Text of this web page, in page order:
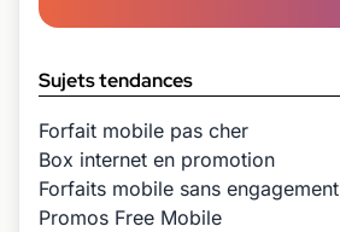
Sujets tendances
Forfait mobile pas cher
Box internet en promotion
Forfaits mobile sans engagement
Promos Free Mobile